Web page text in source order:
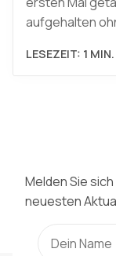
aufgehalten
LESEZEIT: 1 MIN.
Melden Sie
neuesten